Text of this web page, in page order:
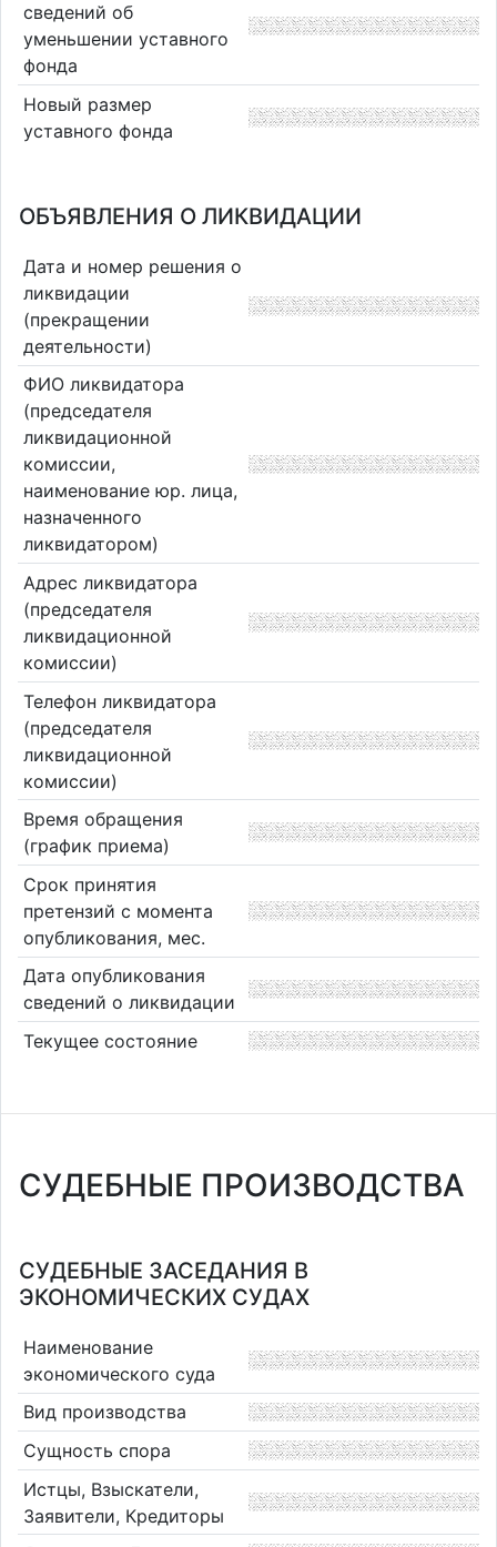
сведений об
уменьшении уставного
фонда
Новый размер
уставного фонда
ОБЪЯВЛЕНИЯ О ЛИКВИДАЦИИ
Дата и номер решения о
ликвидации
(прекращении
деятельности)
ФИО ликвидатора
(председателя
ликвидационной
комиссии,
наименование юр. лица,
назначенного
ликвидатором)
Адрес ликвидатора
(председателя
ликвидационной
комиссии)
Телефон ликвидатора
(председателя
ликвидационной
комиссии)
Время обращения
(график приема)
Срок принятия
претензий с момента
опубликования, мес.
Дата опубликования
сведений о ликвидации
Текущее состояние
СУДЕБНЫЕ ПРОИЗВОДСТВА
СУДЕБНЫЕ ЗАСЕДАНИЯ В
ЭКОНОМИЧЕСКИХ СУДАХ
Наименование
экономического суда
Вид производства
Сущность спора
Истцы, Взыскатели,
Заявители, Кредиторы